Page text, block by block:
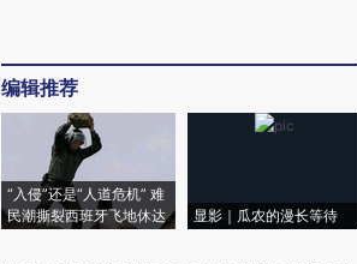
编辑推荐
“入侵”还是“人道危机” 难
民潮撕裂西班牙飞地休达
显影｜瓜农的漫长等待